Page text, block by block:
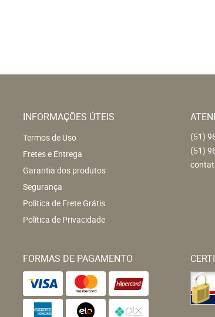
INFORMAÇÕES ÚTEIS
Termos de Uso
Fretes e Entrega
Garantia dos produtos
Segurança
Politica de Frete Grátis
Política de Privacidade
(51)
(51)
FORMAS DE PAGAMENTO